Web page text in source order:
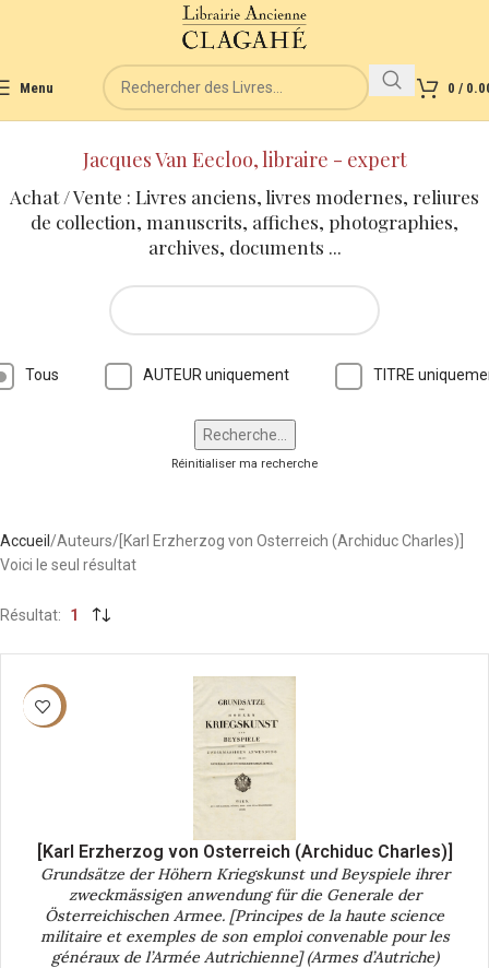
Menu 0 /
Jacques Van Eecloo, libraire - expert
Achat / Vente : Livres anciens, livres modernes, reliures
de collection, manuscrits, affiches, photographies,
archives, documents ...
Tous AUTEUR uniquement TITRE
Réinitialiser ma recherche
Accueil Auteurs
[Karl Erzherzog von Osterreich (Archiduc Charles)]
Voici le seul résultat
Résultat 1
-40%
[Karl Erzherzog von Osterreich (Archiduc Charles)]
Grundsätze der Höhern Kriegskunst und Beyspiele ihrer
zweckmässigen anwendung für die Generale der
Österreichischen Armee. [Principes de la haute science
militaire et exemples de son emploi convenable pour les
généraux de l’Armée Autrichienne] (Armes d’Autriche)